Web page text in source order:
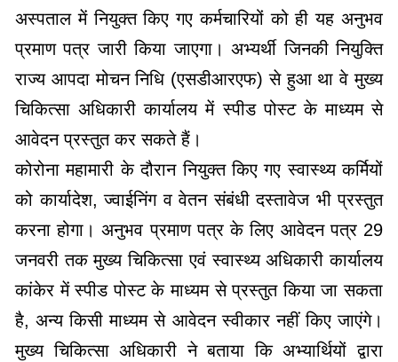
अस्पताल में नियुक्त किए गए कर्मचारियों को ही यह अनुभव
प्रमाण पत्र जारी किया जाएगा। अभ्यर्थी जिनकी नियुक्ति
राज्य आपदा मोचन निधि (एसडीआरएफ) से हुआ था वे मुख्य
चिकित्सा अधिकारी कार्यालय में स्पीड पोस्ट के माध्यम से
आवेदन प्रस्तुत कर सकते हैं।
कोरोना महामारी के दौरान नियुक्त किए गए स्वास्थ्य कर्मियों
को कार्यादेश, ज्वाईनिंग व वेतन संबंधी दस्तावेज भी प्रस्तुत
करना होगा। अनुभव प्रमाण पत्र के लिए आवेदन पत्र 29
जनवरी तक मुख्य चिकित्सा एवं स्वास्थ्य अधिकारी कार्यालय
कांकेर में स्पीड पोस्ट के माध्यम से प्रस्तुत किया जा सकता
है, अन्य किसी माध्यम से आवेदन स्वीकार नहीं किए जाएंगे।
मुख्य चिकित्सा अधिकारी ने बताया कि अभ्यार्थियों द्वारा